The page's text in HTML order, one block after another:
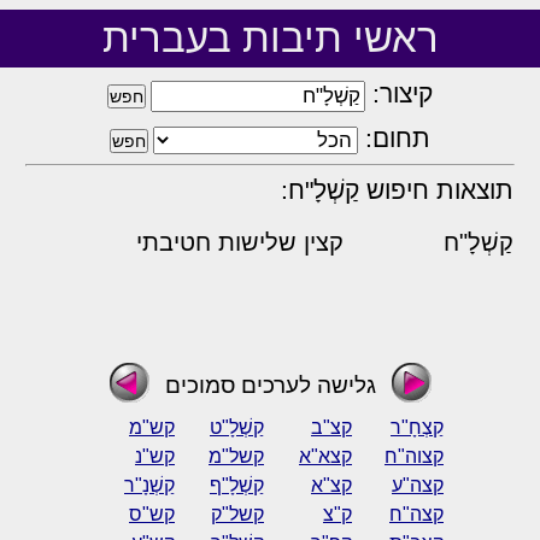
ראשי תיבות בעברית
קיצור:
תחום:
תוצאות חיפוש קַשְׁלָ"ח:
קַשְׁלָ"ח קצין שלישות חטיבתי
גלישה לערכים סמוכים
קַצְחָ"ר קצ"ב קַשְׁלָ"ט
קש"מ
קצוה"ח
קצא"א קשל"מ
קש"נ
קצה"ע
קצ"א קַשְׁלָ"ף
קַשְׁנָ"ר
קצה"ח
ק"צ קשל"ק
קש"ס